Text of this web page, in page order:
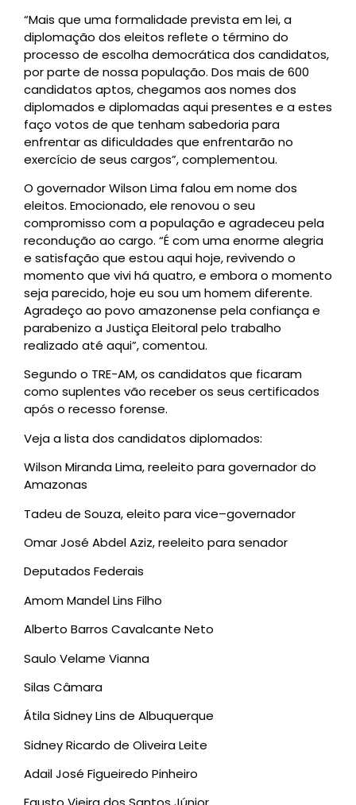
“Mais que uma formalidade prevista em lei, a
diplomação dos eleitos reflete o término do
processo de escolha democrática dos candidatos,
por parte de nossa população. Dos mais de 600
candidatos aptos, chegamos aos nomes dos
diplomados e diplomadas aqui presentes e a estes
faço votos de que tenham sabedoria para
enfrentar as dificuldades que enfrentarão no
exercício de seus cargos”, complementou.
O governador Wilson Lima falou em nome dos
eleitos. Emocionado, ele renovou o seu
compromisso com a população e agradeceu pela
recondução ao cargo. “É com uma enorme alegria
e satisfação que estou aqui hoje, revivendo o
momento que vivi há quatro, e embora o momento
seja parecido, hoje eu sou um homem diferente.
Agradeço ao povo amazonense pela confiança e
parabenizo a Justiça Eleitoral pelo trabalho
realizado até aqui”, comentou.
Segundo o TRE-AM, os candidatos que ficaram
como suplentes vão receber os seus certificados
após o recesso forense.
Veja a lista dos candidatos diplomados:
Wilson Miranda Lima, reeleito para governador do
Amazonas
Tadeu de Souza, eleito para vice–governador
Omar José Abdel Aziz, reeleito para senador
Deputados Federais
Amom Mandel Lins Filho
Alberto Barros Cavalcante Neto
Saulo Velame Vianna
Silas Câmara
Átila Sidney Lins de Albuquerque
Sidney Ricardo de Oliveira Leite
Adail José Figueiredo Pinheiro